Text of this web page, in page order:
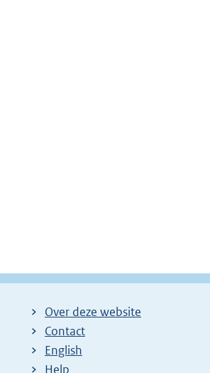
Over deze website
Contact
English
Help